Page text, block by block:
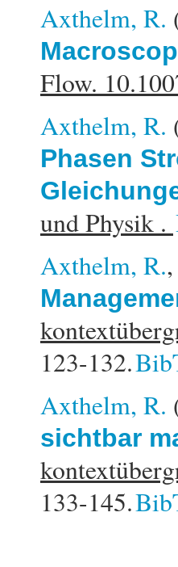
Axthelm, R.
Flow.
Axthelm, R.
Phasen
und Physik .
Axthelm, R.,
123-132.
Axthelm, R.
sichtbar
133-145.